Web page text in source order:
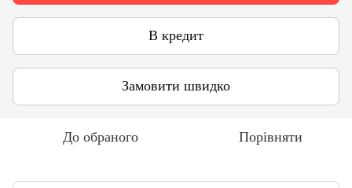
В кредит
Замовити швидко
До обраного Порівняти